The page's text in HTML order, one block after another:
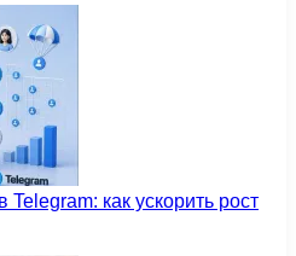
Telegram: как ускорить рост